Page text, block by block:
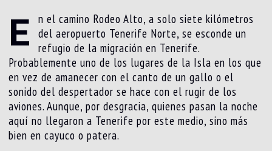
E
n el camino Rodeo Alto, a solo siete kilómetros
del aeropuerto Tenerife Norte, se esconde un
refugio de la migración en Tenerife.
Probablemente uno de los lugares de la Isla en los que
en vez de amanecer con el canto de un gallo o el
sonido del despertador se hace con el rugir de los
aviones. Aunque, por desgracia, quienes pasan la noche
aquí no llegaron a Tenerife por este medio, sino más
bien en cayuco o patera.